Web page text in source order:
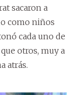
sacaron a
como niños
cada uno de
otros, muy a
atrás.